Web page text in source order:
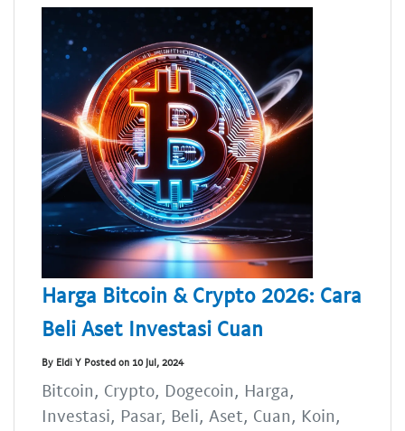
Harga Bitcoin & Crypto 2026: Cara
Beli Aset Investasi Cuan
By Eldi Y Posted on 10 Jul, 2024
Bitcoin, Crypto, Dogecoin, Harga,
Investasi, Pasar, Beli, Aset, Cuan, Koin,